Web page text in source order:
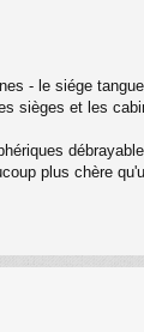
- le siége
et les
plus chère